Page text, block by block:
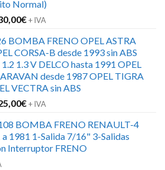
88,00€.
Normal)
€El
actual
es:
130,00€.
+ IVA
BOMBA FRENO OPEL ASTRA
CORSA-B desde 1993 sin ABS
1.3 V DELCO hasta 1991 OPEL
desde 1987 OPEL TIGRA
VECTRA sin ABS
€El
actual
es:
125,00€.
+ IVA
BOMBA FRENO RENAULT-4
1981 1-Salida 7/16" 3-Salidas
Interruptor FRENO